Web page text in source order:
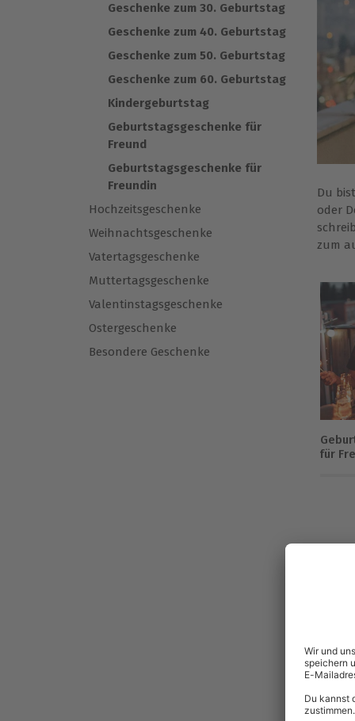
Geschenke zum 30. Geburtstag
Geschenke zum 40. Geburtstag
Geschenke zum 50. Geburtstag
Geschenke zum 60. Geburtstag
Kindergeburtstag
Geburtstagsgeschenke für
Freund
Geburtstagsgeschenke für
Freundin
Hochzeitsgeschenke
Weihnachtsgeschenke
Vatertagsgeschenke
Muttertagsgeschenke
Valentinstagsgeschenke
Ostergeschenke
Besondere Geschenke
Du
oder
zum
für
Preis